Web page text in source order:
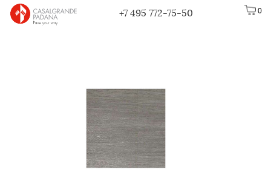
0
+7 495 772-75-50